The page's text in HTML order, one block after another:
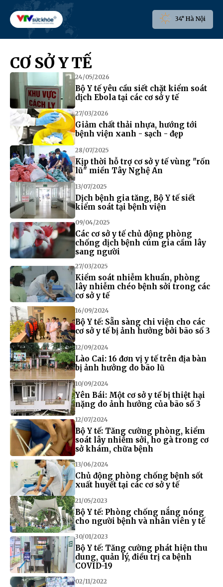
34° Hà Nội
CƠ SỞ Y TẾ
24/05/2026
Bộ Y tế yêu cầu siết chặt kiểm soát
dịch Ebola tại các cơ sở y tế
27/03/2026
Giảm chất thải nhựa, hướng tới
bệnh viện xanh - sạch - đẹp
28/07/2025
Kịp thời hỗ trợ cơ sở y tế vùng "rốn
lũ" miền Tây Nghệ An
13/07/2025
Dịch bệnh gia tăng, Bộ Y tế siết
kiểm soát tại bệnh viện
09/04/2025
Các cơ sở y tế chủ động phòng
chống dịch bệnh cúm gia cầm lây
sang người
27/03/2025
Kiểm soát nhiễm khuẩn, phòng
lây nhiễm chéo bệnh sởi trong các
cơ sở y tế
16/09/2024
Bộ Y tế: Sẵn sàng chi viện cho các
cơ sở y tế bị ảnh hưởng bởi bão số 3
12/09/2024
Lào Cai: 16 đơn vị y tế trên địa bàn
bị ảnh hưởng do bão lũ
10/09/2024
Yên Bái: Một cơ sở y tế bị thiệt hại
nặng do ảnh hưởng của bão số 3
12/07/2024
Bộ Y tế: Tăng cường phòng, kiểm
soát lây nhiễm sởi, ho gà trong cơ
sở khám, chữa bệnh
13/06/2024
Chủ động phòng chống bệnh sốt
xuất huyết tại các cơ sở y tế
21/05/2023
Bộ Y tế: Phòng chống nắng nóng
cho người bệnh và nhân viên y tế
30/01/2023
Bộ Y tế: Tăng cường phát hiện thu
dung, quản lý, điều trị ca bệnh
COVID-19
02/11/2022